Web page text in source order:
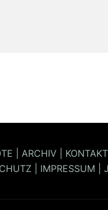
ARCHIV KONTAKT
IMPRESSUM